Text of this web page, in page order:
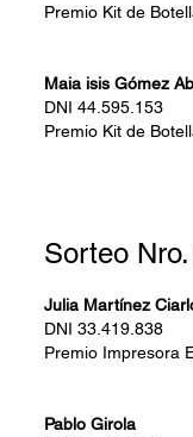
Premio Kit de
Maia isis Gómez
DNI 44.595.153
Premio Kit de
Sorteo
Julia Martínez
DNI 33.419.838
Premio Impresora
Pablo Girola